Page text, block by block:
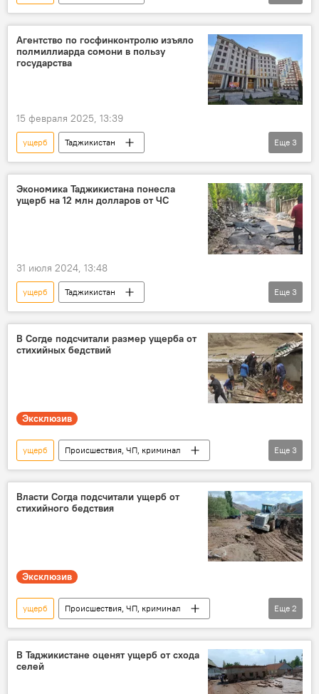
Новости Худжанда и Согдийской области
Происшествия, ЧП, криминал
Агентство по госфинконтролю изъяло
полмиллиарда сомони в пользу
государства
15 февраля 2025, 13:39
ущерб
Таджикистан
Агентство по борьбе с коррупцией Таджикистана
коррупция
бюджет
Еще 3
Экономика Таджикистана понесла
ущерб на 12 млн долларов от ЧС
31 июля 2024, 13:48
ущерб
Таджикистан
Происшествия, ЧП, криминал
Экономика
КЧС Таджикистана
Еще 3
В Согде подсчитали размер ущерба от
стихийных бедствий
Эксклюзив
ущерб
Происшествия, ЧП, криминал
КЧС Таджикистана
Новости Худжанда и Согдийской области
Таджикистан
Еще 3
Власти Согда подсчитали ущерб от
стихийного бедствия
Эксклюзив
ущерб
Происшествия, ЧП, криминал
Новости Худжанда и Согдийской области
Таджикистан
Еще 2
В Таджикистане оценят ущерб от схода
селей